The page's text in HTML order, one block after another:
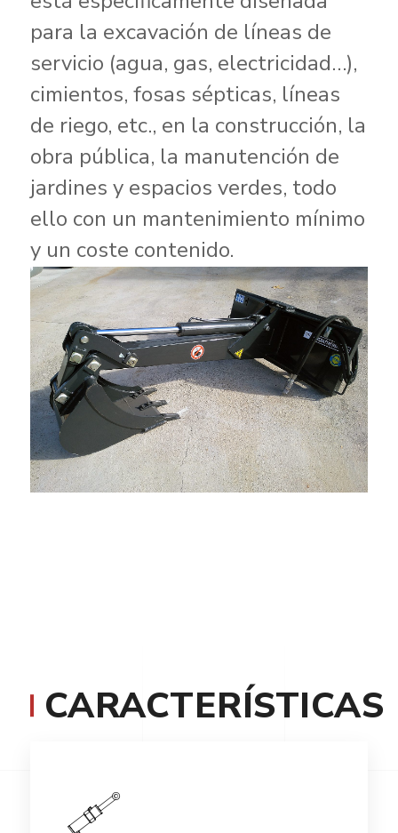
para la excavación de líneas de
servicio (agua, gas, electricidad…),
cimientos, fosas sépticas, líneas
de riego, etc., en la construcción, la
obra pública, la manutención de
jardines y espacios verdes, todo
ello con un mantenimiento mínimo
y un coste contenido.
CARACTERÍSTICAS